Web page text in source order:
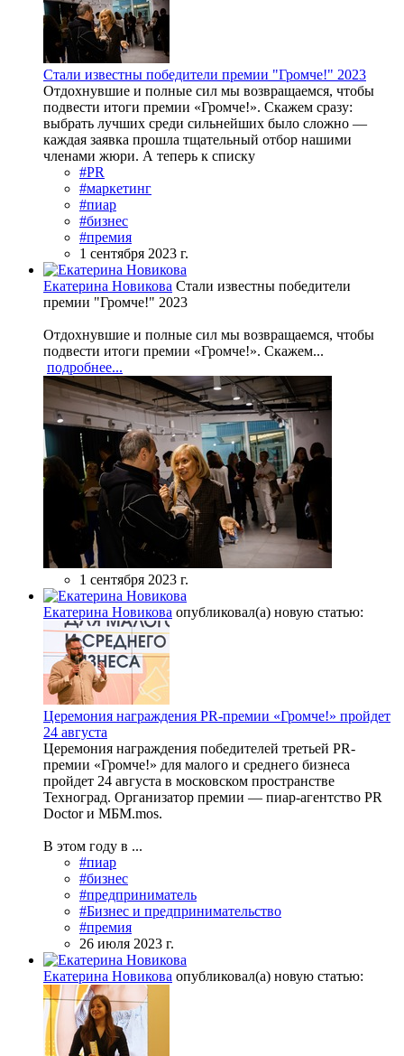
Стали известны победители премии "Громче!" 2023
Отдохнувшие и полные сил мы возвращаемся, чтобы
подвести итоги премии «Громче!». Скажем сразу:
выбрать лучших среди сильнейших было сложно —
каждая заявка прошла тщательный отбор нашими
членами жюри. А теперь к списку
#PR
#маркетинг
#пиар
#бизнес
#премия
1 сентября 2023 г.
Екатерина Новикова Стали известны победители
премии "Громче!" 2023
Отдохнувшие и полные сил мы возвращаемся, чтобы
подвести итоги премии «Громче!». Скажем...
подробнее...
1 сентября 2023 г.
Екатерина Новикова опубликовал(а) новую статью:
Церемония награждения PR-премии «Громче!» пройдет
24 августа
Церемония награждения победителей третьей PR-
премии «Громче!» для малого и среднего бизнеса
пройдет 24 августа в московском пространстве
Техноград. Организатор премии — пиар-агентство PR
Doctor и МБМ.mos.
В этом году в ...
#пиар
#бизнес
#предприниматель
#Бизнес и предпринимательство
#премия
26 июля 2023 г.
Екатерина Новикова опубликовал(а) новую статью: